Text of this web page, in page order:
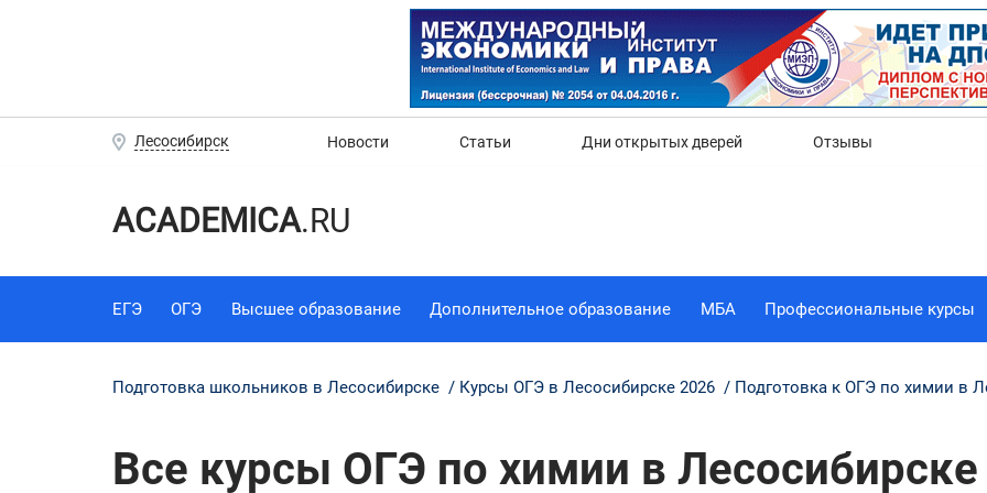
Лесосибирск Новости Статьи Дни открытых дверей Отзывы
ACADEMICA.RU
ЕГЭ ОГЭ Высшее образование Дополнительное образование МБА Профессиональные курсы
Подготовка школьников в Лесосибирске Курсы ОГЭ в Лесосибирске 2026 Подготовка к ОГЭ по химии в
Все курсы ОГЭ по химии в
Нет